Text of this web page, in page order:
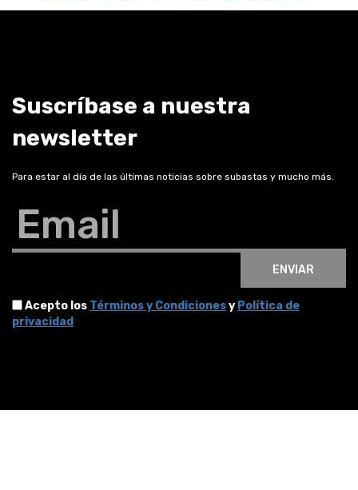
Suscríbase a nuestra
newsletter
Para estar al día de las últimas noticias sobre subastas y mucho más.
Email
ENVIAR
Acepto los Términos y Condicionesy Política de
privacidad